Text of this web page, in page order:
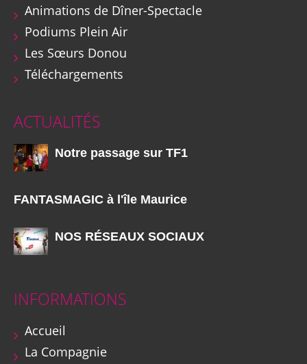
Animations de Dîner-Spectacle
Podiums Plein Air
Les Sœurs Donou
Téléchargements
ACTUALITÉS
Notre passage sur TF1
FANTASMAGIC à l'île Maurice
NOS RÉSEAUX SOCIAUX
INFORMATIONS
Accueil
La Compagnie